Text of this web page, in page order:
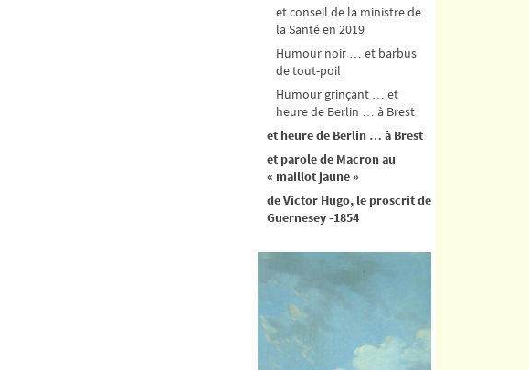
et conseil de la ministre de
la Santé en 2019
Humour noir … et barbus
de tout-poil
Humour grinçant … et
heure de Berlin … à Brest
et heure de Berlin … à Brest
et parole de Macron au
« maillot jaune »
de Victor Hugo, le proscrit de
Guernesey -1854